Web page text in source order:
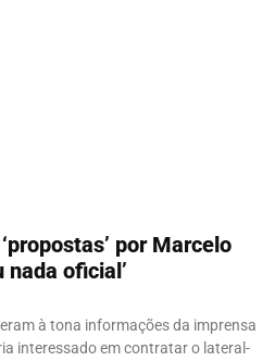
por Marcelo
nada oficial’
à tona informações da imprensa
interessado em contratar o lateral-